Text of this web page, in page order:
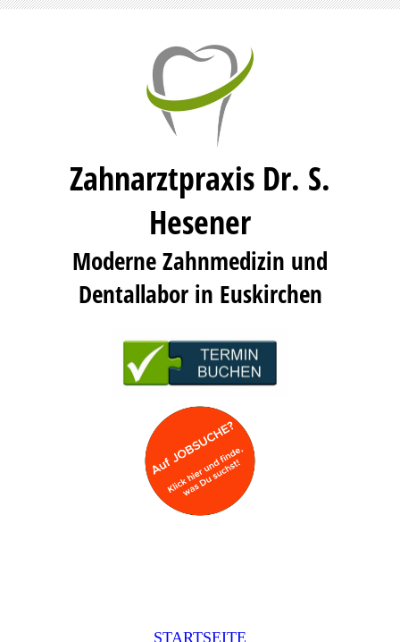
Zahnarztpraxis Dr. S.
Hesener
Moderne Zahnmedizin und
Dentallabor in Euskirchen
STARTSEITE